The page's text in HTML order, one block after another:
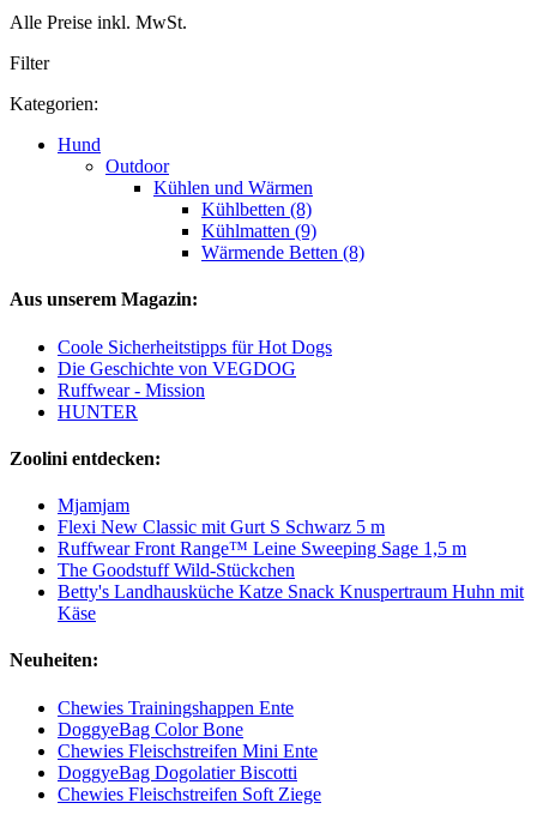
Alle Preise inkl. MwSt.
Filter
Kategorien:
Hund
Outdoor
Kühlen und Wärmen
Kühlbetten (8)
Kühlmatten (9)
Wärmende Betten (8)
Aus unserem Magazin:
Coole Sicherheitstipps für Hot Dogs
Die Geschichte von VEGDOG
Ruffwear - Mission
HUNTER
Zoolini entdecken:
Mjamjam
Flexi New Classic mit Gurt S Schwarz 5 m
Ruffwear Front Range™ Leine Sweeping Sage 1,5 m
The Goodstuff Wild-Stückchen
Betty's Landhausküche Katze Snack Knuspertraum Huhn mit
Käse
Neuheiten:
Chewies Trainingshappen Ente
DoggyeBag Color Bone
Chewies Fleischstreifen Mini Ente
DoggyeBag Dogolatier Biscotti
Chewies Fleischstreifen Soft Ziege